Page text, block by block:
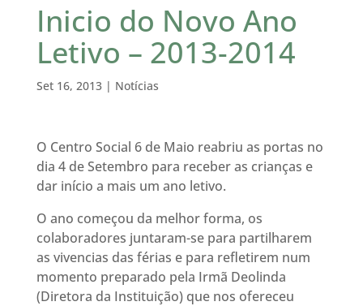
Inicio do Novo Ano
Letivo – 2013-2014
Set 16, 2013| Notícias
O Centro Social 6 de Maio reabriu as portas no
dia 4 de Setembro para receber as crianças e
dar início a mais um ano letivo.
O ano começou da melhor forma, os
colaboradores juntaram-se para partilharem
as vivencias das férias e para refletirem num
momento preparado pela Irmã Deolinda
(Diretora da Instituição) que nos ofereceu